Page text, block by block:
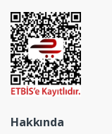
Hakkında